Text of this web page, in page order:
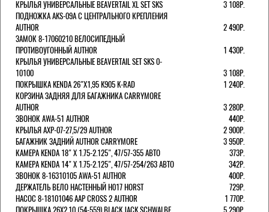
КРЫЛЬЯ УНИВЕРСАЛЬНЫЕ BEAVERTAIL XL SET SKS
3 108Р.
ПОДНОЖКА AKS-09A C ЦЕНТРАЛЬНОГО КРЕПЛЕНИЯ
AUTHOR
2 490Р.
ЗАМОК 8-17060210 ВЕЛОСИПЕДНЫЙ
ПРОТИВОУГОННЫЙ AUTHOR
1 430Р.
КРЫЛЬЯ УНИВЕРСАЛЬНЫЕ BEAVERTAIL SET SKS 0-
10100
3 108Р.
ПОКРЫШКА KENDA 26"Х1,95 K905 K-RAD
1 240Р.
КОРЗИНА ЗАДНЯЯ ДЛЯ БАГАЖНИКА CARRYMORE
AUTHOR
3 280Р.
ЗВОНОК AWA-51 AUTHOR
440Р.
КРЫЛЬЯ AXP-07-27,5/29 AUTHOR
2 900Р.
БАГАЖНИК ЗАДНИЙ AUTHOR CARRYMORE
3 950Р.
КАМЕРА KENDA 18" Х 1.75-2.125", 47/57-355 АВТО
373Р.
КАМЕРА KENDA 14" Х 1.75-2.125", 47/57-254/263 АВТО
342Р.
ЗВОНОК 8-16310105 AWA-51 AUTHOR
400Р.
ДЕРЖАТЕЛЬ ВЕЛО НАСТЕННЫЙ H017 HORST
729Р.
НАСОС 8-18101046 AAP CROSS 2 AUTHOR
1 770Р.
ПОКРЫШКА 26X2.10 (54-559) BLACK JACK SCHWALBE
5 290Р.